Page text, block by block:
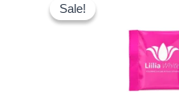
Sale!
Sale!